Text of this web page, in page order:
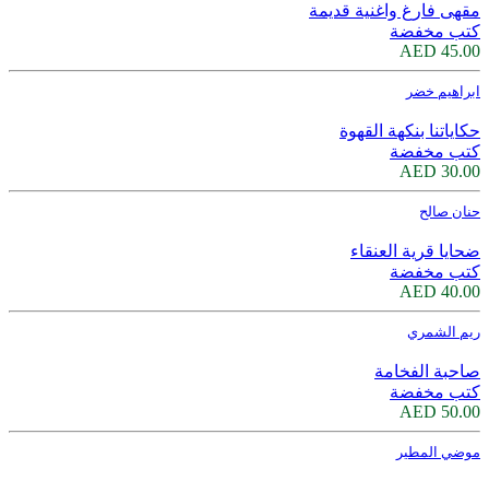
مقهى فارغ واغنية قديمة
كتب مخفضة
45.00 AED
ابراهيم خضر
حكاياتنا بنكهة القهوة
كتب مخفضة
30.00 AED
حنان صالح
ضحايا قرية العنقاء
كتب مخفضة
40.00 AED
ريم الشمري
صاحبة الفخامة
كتب مخفضة
50.00 AED
موضي المطير